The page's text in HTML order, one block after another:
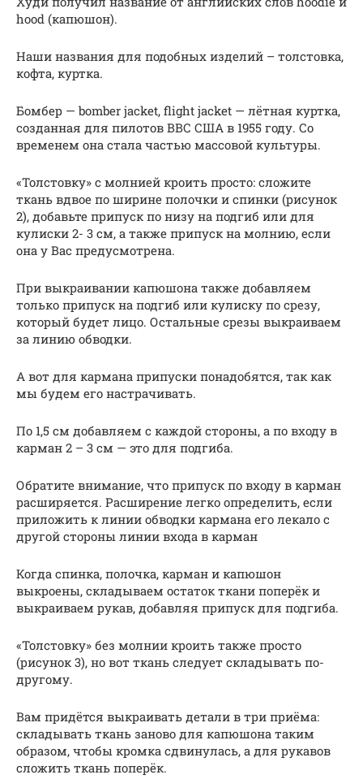
hood (капюшон).
Наши названия для подобных изделий – толстовка,
кофта, куртка.
Бомбер — bomber jacket, flight jacket — лётная куртка,
созданная для пилотов ВВС США в 1955 году. Со
временем она стала частью массовой культуры.
«Толстовку» с молнией кроить просто: сложите
ткань вдвое по ширине полочки и спинки (рисунок
2), добавьте припуск по низу на подгиб или для
кулиски 2- 3 см, а также припуск на молнию, если
она у Вас предусмотрена.
При выкраивании капюшона также добавляем
только припуск на подгиб или кулиску по срезу,
который будет лицо. Остальные срезы выкраиваем
за линию обводки.
А вот для кармана припуски понадобятся, так как
мы будем его настрачивать.
По 1,5 см добавляем с каждой стороны, а по входу в
карман 2 – 3 см — это для подгиба.
Обратите внимание, что припуск по входу в карман
расширяется. Расширение легко определить, если
приложить к линии обводки кармана его лекало с
другой стороны линии входа в карман
Когда спинка, полочка, карман и капюшон
выкроены, складываем остаток ткани поперёк и
выкраиваем рукав, добавляя припуск для подгиба.
«Толстовку» без молнии кроить также просто
(рисунок 3), но вот ткань следует складывать по-
другому.
Вам придётся выкраивать детали в три приёма:
складывать ткань заново для капюшона таким
образом, чтобы кромка сдвинулась, а для рукавов
сложить ткань поперёк.